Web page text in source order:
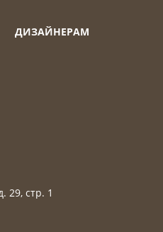
ДИЗАЙНЕРАМ
29, стр. 1